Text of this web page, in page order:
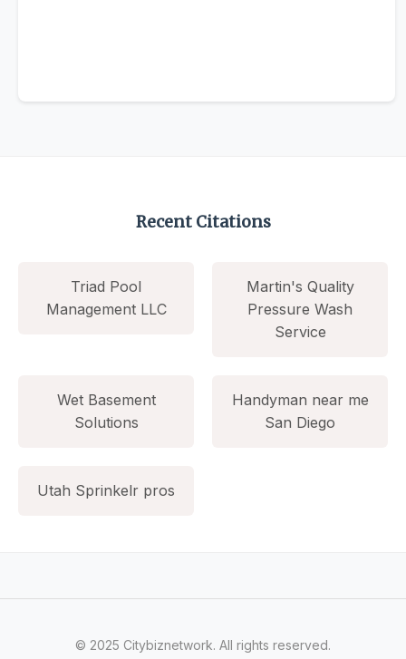
Recent Citations
Triad Pool
Management LLC
Martin's Quality
Pressure Wash
Service
Wet Basement
Solutions
Handyman near me
San Diego
Utah Sprinkelr pros
© 2025 Citybiznetwork. All rights reserved.